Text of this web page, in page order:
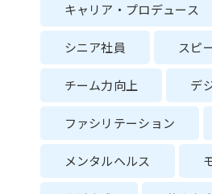
キャリア・プロデュース
シニア社員 スピ
チーム力向上 デ
ファシリテーション
メンタルヘルス